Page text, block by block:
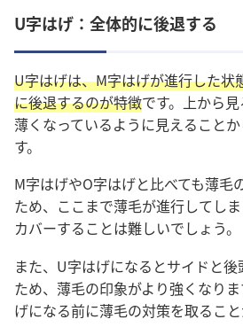
U字はげ：全体的に後退する
U字はげは、M字はげが進行した状
に後退するのが特徴です。上から
薄くなっているように見えること
す。
M字はげやO字はげと比べても薄毛
ため、ここまで薄毛が進行してし
カバーすることは難しいでしょう。
また、U字はげになるとサイドと
ため、薄毛の印象がより強くなり
げになる前に薄毛の対策を取ること